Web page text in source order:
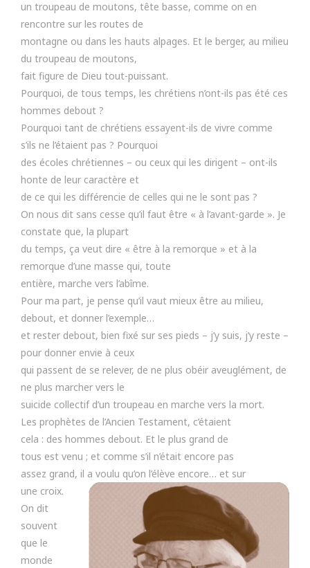
un troupeau de moutons, tête basse, comme on en
rencontre sur les routes de
montagne ou dans les hauts alpages. Et le berger, au milieu
du troupeau de moutons,
fait figure de Dieu tout-puissant.
Pourquoi, de tous temps, les chrétiens n’ont-ils pas été ces
hommes debout ?
Pourquoi tant de chrétiens essayent-ils de vivre comme
s’ils ne l’étaient pas ? Pourquoi
des écoles chrétiennes – ou ceux qui les dirigent – ont-ils
honte de leur caractère et
de ce qui les différencie de celles qui ne le sont pas ?
On nous dit sans cesse qu’il faut être « à l’avant-garde ». Je
constate que, la plupart
du temps, ça veut dire « être à la remorque » et à la
remorque d’une masse qui, toute
entière, marche vers l’abîme.
Pour ma part, je pense qu’il vaut mieux être au milieu,
debout, et donner l’exemple…
et rester debout, bien fixé sur ses pieds – j’y suis, j’y reste –
pour donner envie à ceux
qui passent de se relever, de ne plus obéir aveuglément, de
ne plus marcher vers le
suicide collectif d’un troupeau en marche vers la mort.
Les prophètes de l’Ancien Testament, c’étaient
cela : des hommes debout. Et le plus grand de
tous est venu ; et comme s’il n’était encore pas
assez grand, il a voulu qu’on l’élève encore… et sur
une croix.
On dit
souvent
que le
monde